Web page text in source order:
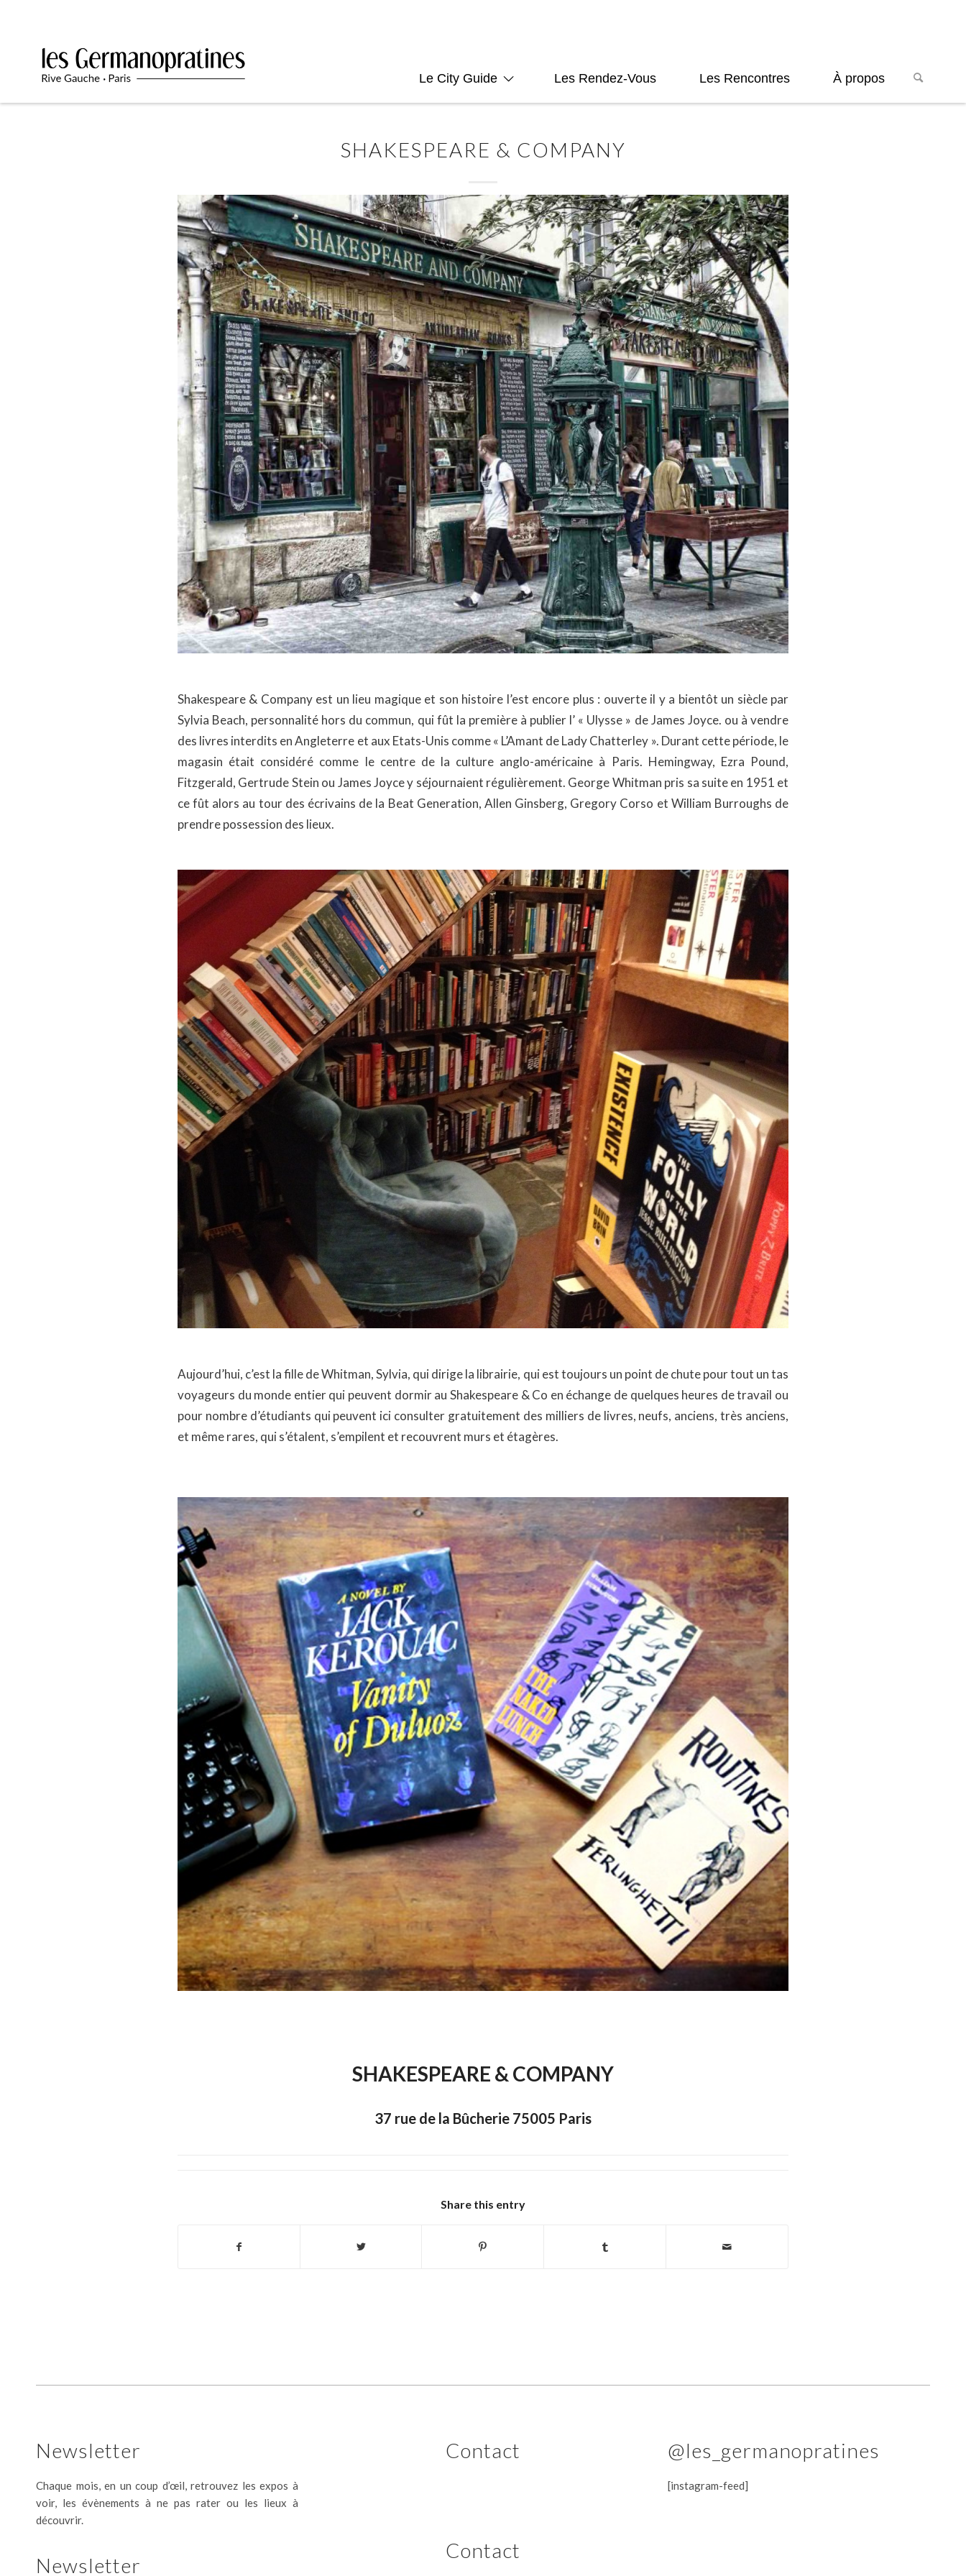
Le City Guide Les Rendez-Vous Les Rencontres À propos
SHAKESPEARE & COMPANY
Shakespeare & Company est un lieu magique et son histoire l’est encore plus : ouverte il y a bientôt un siècle par
Sylvia Beach, personnalité hors du commun, qui fût la première à publier l’ « Ulysse » de James Joyce. ou à vendre
des livres interdits en Angleterre et aux Etats-Unis comme « L’Amant de Lady Chatterley ». Durant cette période, le
magasin était considéré comme le centre de la culture anglo-américaine à Paris. Hemingway, Ezra Pound,
Fitzgerald, Gertrude Stein ou James Joyce y séjournaient régulièrement. George Whitman pris sa suite en 1951 et
ce fût alors au tour des écrivains de la Beat Generation, Allen Ginsberg, Gregory Corso et William Burroughs de
prendre possession des lieux.
Aujourd’hui, c’est la fille de Whitman, Sylvia, qui dirige la librairie, qui est toujours un point de chute pour tout un tas
voyageurs du monde entier qui peuvent dormir au Shakespeare & Co en échange de quelques heures de travail ou
pour nombre d’étudiants qui peuvent ici consulter gratuitement des milliers de livres, neufs, anciens, très anciens,
et même rares, qui s’étalent, s’empilent et recouvrent murs et étagères.
SHAKESPEARE & COMPANY
37 rue de la Bûcherie 75005 Paris
Share this entry
Newsletter
Chaque mois, en un coup d’œil, retrouvez les expos à
voir, les évènements à ne pas rater ou les lieux à
découvrir.
Newsletter
Contact
Contact
@les_germanopratines
[instagram-feed]